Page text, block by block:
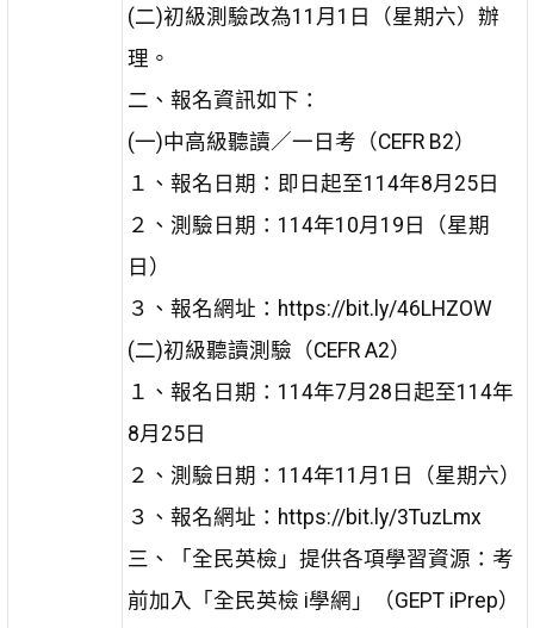
(二)初級測驗改為11月1日（星期六）辦
理。
二、報名資訊如下：
(一)中高級聽讀／一日考（CEFR B2）
１、報名日期：即日起至114年8月25日
２、測驗日期：114年10月19日（星期
日）
３、報名網址：https://bit.ly/46LHZOW
(二)初級聽讀測驗（CEFR A2）
１、報名日期：114年7月28日起至114年
8月25日
２、測驗日期：114年11月1日（星期六）
３、報名網址：https://bit.ly/3TuzLmx
三、「全民英檢」提供各項學習資源：考
前加入「全民英檢 i學網」（GEPT iPrep）